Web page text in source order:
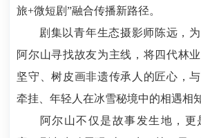
旅+微短剧”融合传播新路径。
剧集以青年生态摄影师陈远，为
阿尔山寻找故友为主线，将四代林
坚守、树皮画非遗传承人的匠心，
牵挂、年轻人在冰雪秘境中的相遇相
阿尔山不仅是故事发生地，更